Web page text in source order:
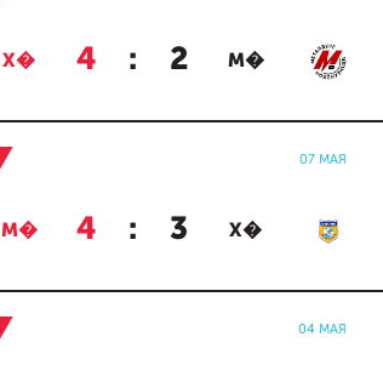
Х� 4 : 2 М�
07 МАЯ
М� 4 : 3 Х�
04 МАЯ